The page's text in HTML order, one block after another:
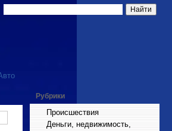
Рубрики
Происшествия
Деньги, недвижимость,